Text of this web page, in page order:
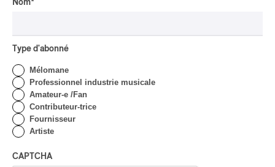
CLASSIQUE
Andrei Feher et
Nom*
Type d'abonné
Mélomane
Professionnel industrie musicale
Amateur-e /Fan
Contributeur-trice
Fournisseur
Artiste
CAPTCHA